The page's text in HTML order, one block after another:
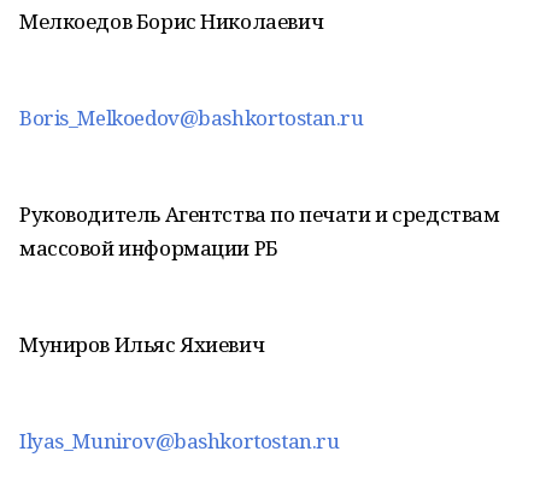
Мелкоедов Борис Николаевич
Boris_Melkoedov@bashkortostan.ru
Руководитель Агентства по печати и средствам
массовой информации РБ
Муниров Ильяс Яхиевич
Ilyas_Munirov@bashkortostan.ru